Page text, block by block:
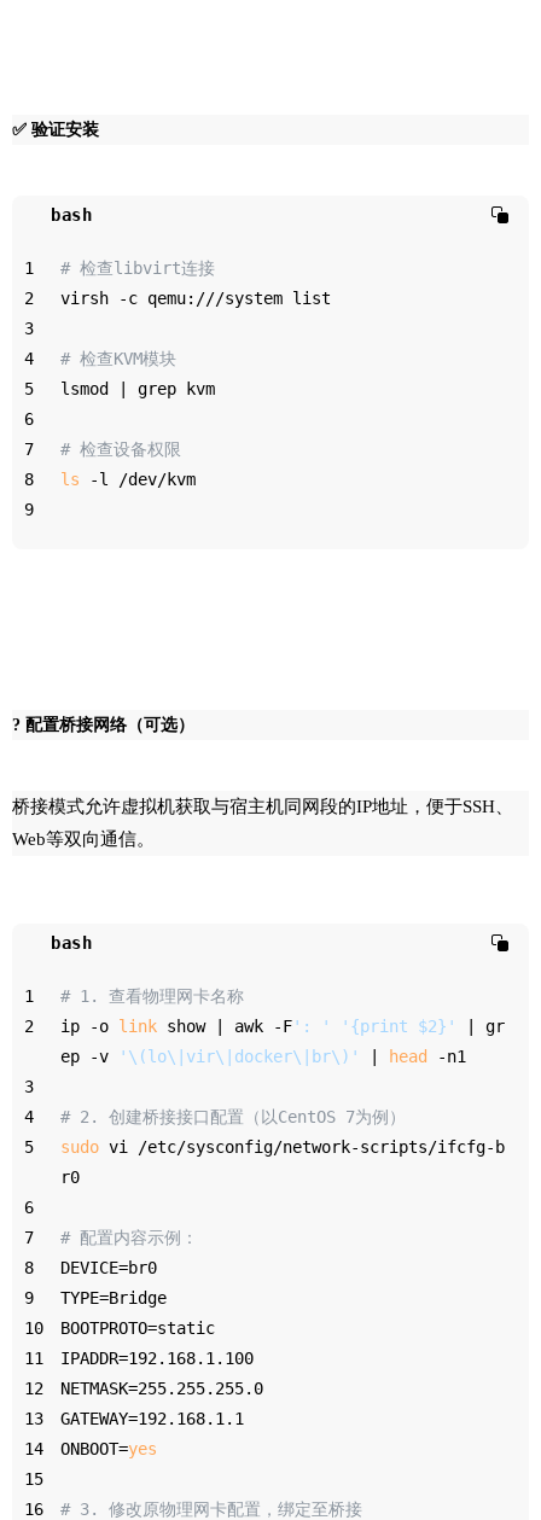
✅ 验证安装
bash
1
# 检查libvirt连接
2
virsh -c qemu:///system list
3
4
# 检查KVM模块
5
lsmod | grep kvm
6
7
# 检查设备权限
8
ls -l /dev/kvm
9
? 配置桥接网络（可选）
桥接模式允许虚拟机获取与宿主机同网段的IP地址，便于SSH、
Web等双向通信。
bash
1
# 1. 查看物理网卡名称
2
ip -o link show | awk -F': ' '{print $2}'
| gr
ep -v
'\(lo\|vir\|docker\|br\)' head
-n1
3
4
# 2. 创建桥接接口配置（以CentOS 7为例）
5
sudo vi /etc/sysconfig/network-scripts/ifcfg-b
r0
6
7
# 配置内容示例：
8
DEVICE=br0
9
TYPE=Bridge
10
BOOTPROTO=static
11
IPADDR=192.168.1.100
12
NETMASK=255.255.255.0
13
GATEWAY=192.168.1.1
14
ONBOOT=yes
15
16
# 3. 修改原物理网卡配置，绑定至桥接